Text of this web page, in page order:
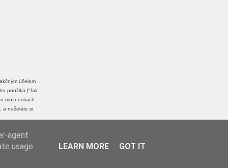
účelom
použitia ("fair
možnostiach
a neželáte si,
agent
usage
LEARN MORE GOT IT